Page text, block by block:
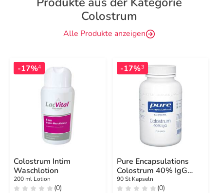
Colostrum
Alle Produkte anzeigen
-17%4
Colostrum Intim
Waschlotion
200 ml Lotion
(0)
-17%3
Pure Encapsulations
Colostrum 40% IgG
Kapseln
90 St Kapseln
(0)